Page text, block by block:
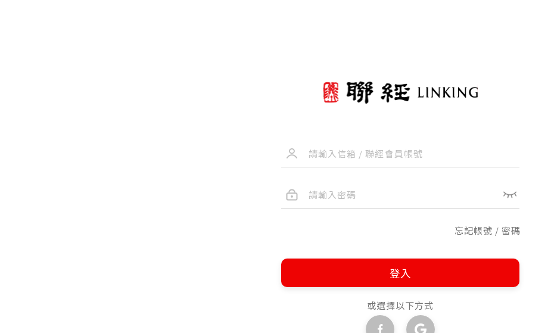
忘記帳號 / 密碼
登入
或選擇以下方式